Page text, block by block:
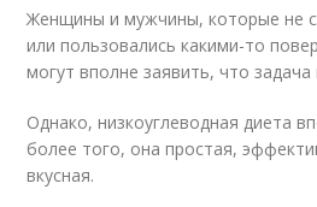
Женщины и мужчины, которые не
или пользовались какими-то
могут вполне заявить, что
Однако, низкоуглеводная диета
более того, она простая,
вкусная.